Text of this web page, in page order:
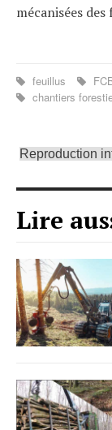
mécanisées des
feuillus
chantiers
Reproduction
Lire